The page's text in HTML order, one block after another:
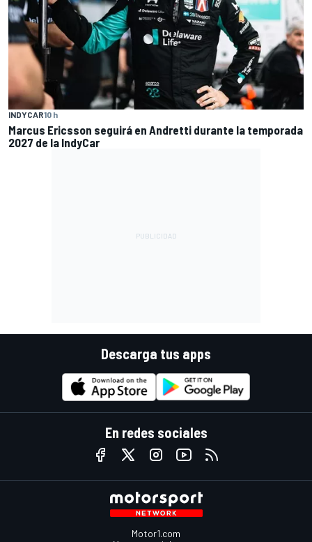
INDYCAR10 h
Marcus Ericsson seguirá en Andretti durante la temporada
2027 de la IndyCar
Descarga tus apps
En redes sociales
Motor1.com